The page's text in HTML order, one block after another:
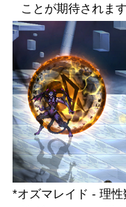
ことが期待されます
*オズマレイド - 理